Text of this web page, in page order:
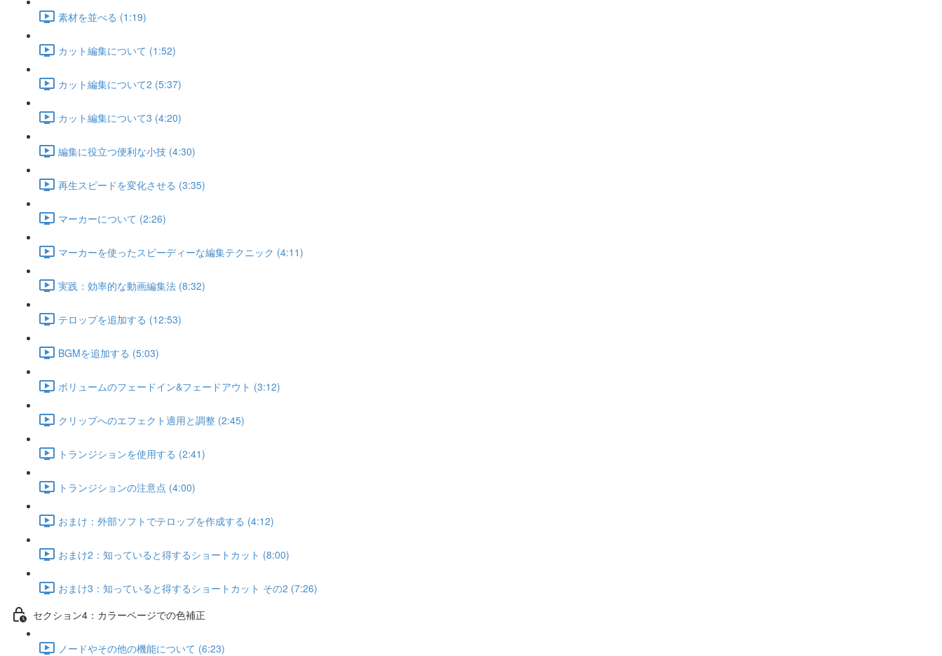
素材を並べる (1:19)
カット編集について (1:52)
カット編集について2 (5:37)
カット編集について3 (4:20)
編集に役立つ便利な小技 (4:30)
再生スピードを変化させる (3:35)
マーカーについて (2:26)
マーカーを使ったスピーディーな編集テクニック (4:11)
実践：効率的な動画編集法 (8:32)
テロップを追加する (12:53)
BGMを追加する (5:03)
ボリュームのフェードイン&フェードアウト (3:12)
クリップへのエフェクト適用と調整 (2:45)
トランジションを使用する (2:41)
トランジションの注意点 (4:00)
おまけ：外部ソフトでテロップを作成する (4:12)
おまけ2：知っていると得するショートカット (8:00)
おまけ3：知っていると得するショートカット その2 (7:26)
セクション4：カラーページでの色補正
ノードやその他の機能について (6:23)